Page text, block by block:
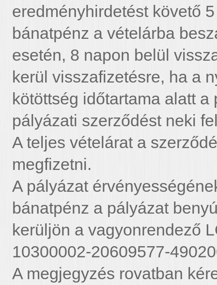
eredményhirdetést követő
bánatpénz a vételárba
esetén, 8 napon belül
kerül visszafizetésre, ha a
kötöttség időtartama alatt
pályázati szerződést neki
A teljes vételárat a
megfizetni.
A pályázat
bánatpénz a pályázat
kerüljön a vagyonrendező
10300002-20609577-
A megjegyzés rovatban